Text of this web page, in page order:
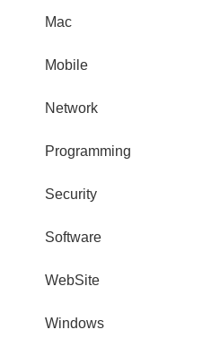
Mac
Mobile
Network
Programming
Security
Software
WebSite
Windows